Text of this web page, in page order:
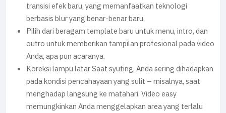
transisi efek baru, yang memanfaatkan teknologi
berbasis blur yang benar-benar baru.
Pilih dari beragam template baru untuk menu, intro, dan
outro untuk memberikan tampilan profesional pada video
Anda, apa pun acaranya.
Koreksi lampu latar Saat syuting, Anda sering dihadapkan
pada kondisi pencahayaan yang sulit – misalnya, saat
menghadap langsung ke matahari. Video easy
memungkinkan Anda menggelapkan area yang terlalu